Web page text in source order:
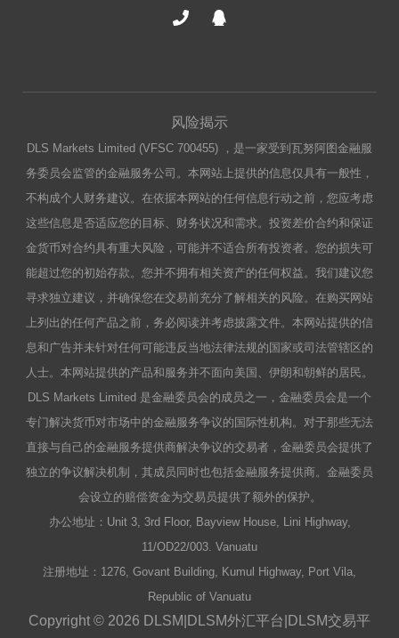
风险揭示
DLS Markets Limited (VFSC 700455) ，是一家受到瓦努阿图金融服
务委员会监管的金融服务公司。本网站上提供的信息仅具有一般性，
不构成个人财务建议。在依据本网站的任何信息行动之前，您应考虑
这些信息是否适应您的目标、财务状况和需求。投资差价合约和保证
金货币对合约具有重大风险，可能并不适合所有投资者。您的损失可
能超过您的初始存款。您并不拥有相关资产的任何权益。我们建议您
寻求独立建议，并确保您在交易前充分了解相关的风险。在购买网站
上列出的任何产品之前，务必阅读并考虑披露文件。本网站提供的信
息和广告并未针对任何可能违反当地法律法规的国家或司法管辖区的
人士。本网站提供的产品和服务并不面向美国、伊朗和朝鲜的居民。
DLS Markets Limited 是金融委员会的成员之一，金融委员会是一个
专门解决货币对市场中的金融服务争议的国际性机构。对于那些无法
直接与自己的金融服务提供商解决争议的交易者，金融委员会提供了
独立的争议解决机制，其成员同时也包括金融服务提供商。金融委员
会设立的赔偿资金为交易员提供了额外的保护。
办公地址：Unit 3, 3rd Floor, Bayview House, Lini Highway,
11/OD22/003. Vanuatu
注册地址：1276, Govant Building, Kumul Highway, Port Vila,
Republic of Vanuatu
Copyright © 2026 DLSM|DLSM外汇平台|DLSM交易平